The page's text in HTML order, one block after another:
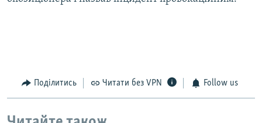
Поділитись Читати без VPN Follow us